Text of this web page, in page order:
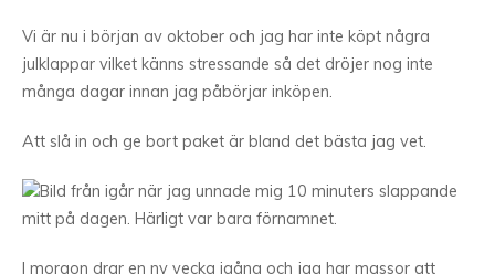
Vi är nu i början av oktober och jag har inte köpt några
julklappar vilket känns stressande så det dröjer nog inte
många dagar innan jag påbörjar inköpen.
Att slå in och ge bort paket är bland det bästa jag vet.
Bild från igår när jag unnade mig 10 minuters slappande
mitt på dagen. Härligt var bara förnamnet.
I morgon drar en ny vecka igång och jag har massor att